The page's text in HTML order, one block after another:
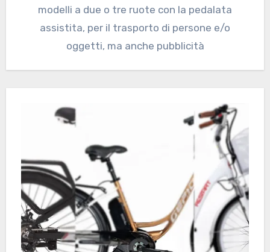
modelli a due o tre ruote con la pedalata
assistita, per il trasporto di persone e/o
oggetti, ma anche pubblicità